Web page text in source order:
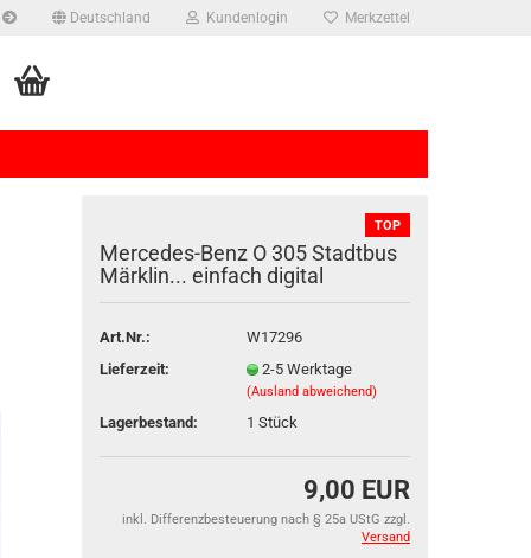
Deutschland Kundenlogin Merkzettel
TOP
Mercedes-​​Benz O 305 Stadt­bus
Märk­lin... ein­fach di­gi­tal
Art.Nr.:
W17296
Lieferzeit:
2-5 Werktage
(Ausland abweichend)
Lagerbestand: 1 Stück
9,00 EUR
inkl. Differenzbesteuerung nach § 25a UStG zzgl.
Versand